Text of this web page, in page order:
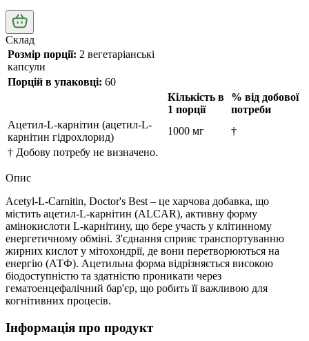
Склад
Розмір порції: 2 вегетаріанські
капсули
Порцій в упаковці: 60
Кількість в
1 порції
% від добової
потреби
Ацетил-L-карнітин (ацетил-L-
карнітин гідрохлорид)
1000 мг
†
† Добову потребу не визначено.
Опис
Acetyl-L-Carnitin, Doctor's Best – це харчова добавка, що
містить ацетил-L-карнітин (ALCAR), активну форму
амінокислоти L-карнітину, що бере участь у клітинному
енергетичному обміні. З'єднання сприяє транспортуванню
жирних кислот у мітохондрії, де вони перетворюються на
енергію (АТФ). Ацетильна форма відрізняється високою
біодоступністю та здатністю проникати через
гематоенцефалічний бар'єр, що робить її важливою для
когнітивних процесів.
Інформація про продукт